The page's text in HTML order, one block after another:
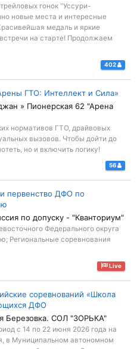
гонок "Уссури-
новые места и интересные
медаль и яркие
на старте! Продолжаем
402
ГТО: Интеллект и Сила»
» Пионерская 62 "Арена
нормативов ГТО, драйвовых
вызовов. Чтобы дойти до
но и включить логику!
56
первенство ДФО по
по допуску - "Кванториум"
Федерального округа
Региональные соревнования
Live
соревнований «Школа
ДФО
Березовка. СОЛ "ЗОРЬКА"
с 14 по 22 июня 2026 года на
в Муниципальном автономном